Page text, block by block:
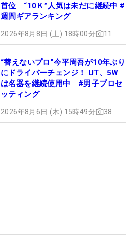
首位 “10Ｋ”人気は未だに継続中 #
週間ギアランキング
2026年8月8日 (土) 18時00分 11
“替えないプロ”今平周吾が10年ぶり
にドライバーチェンジ！ UT、5W
は名器を継続使用中 #男子プロセ
ッティング
2026年8月6日 (木) 15時49分 38